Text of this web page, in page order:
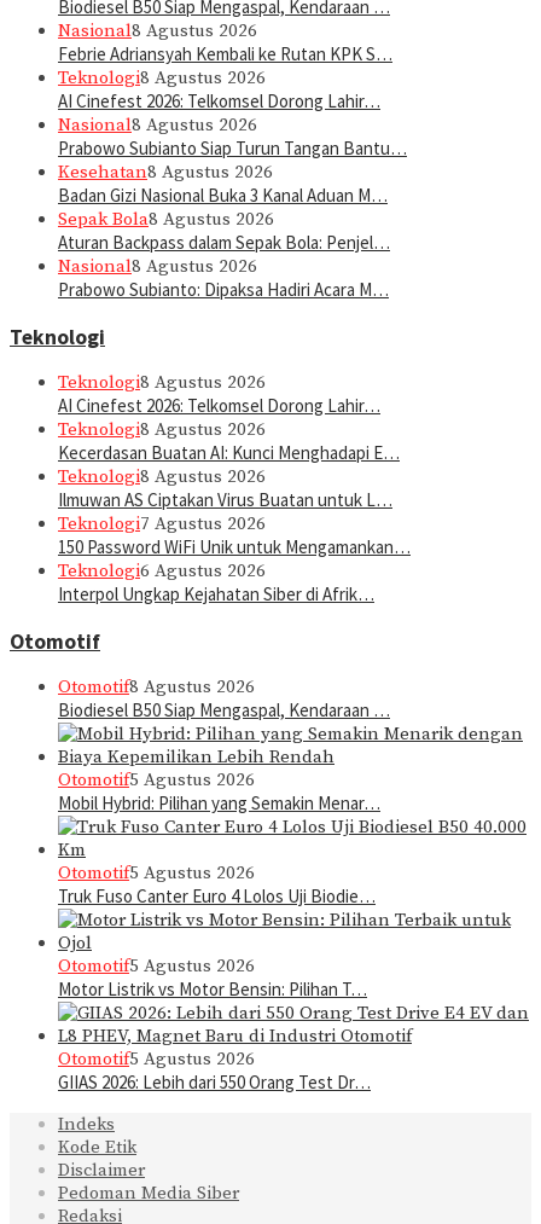
Biodiesel B50 Siap Mengaspal, Kendaraan …
Nasional8 Agustus 2026
Febrie Adriansyah Kembali ke Rutan KPK S…
Teknologi8 Agustus 2026
AI Cinefest 2026: Telkomsel Dorong Lahir…
Nasional8 Agustus 2026
Prabowo Subianto Siap Turun Tangan Bantu…
Kesehatan8 Agustus 2026
Badan Gizi Nasional Buka 3 Kanal Aduan M…
Sepak Bola8 Agustus 2026
Aturan Backpass dalam Sepak Bola: Penjel…
Nasional8 Agustus 2026
Prabowo Subianto: Dipaksa Hadiri Acara M…
Teknologi
Teknologi8 Agustus 2026
AI Cinefest 2026: Telkomsel Dorong Lahir…
Teknologi8 Agustus 2026
Kecerdasan Buatan AI: Kunci Menghadapi E…
Teknologi8 Agustus 2026
Ilmuwan AS Ciptakan Virus Buatan untuk L…
Teknologi7 Agustus 2026
150 Password WiFi Unik untuk Mengamankan…
Teknologi6 Agustus 2026
Interpol Ungkap Kejahatan Siber di Afrik…
Otomotif
Otomotif8 Agustus 2026
Biodiesel B50 Siap Mengaspal, Kendaraan …
Otomotif5 Agustus 2026
Mobil Hybrid: Pilihan yang Semakin Menar…
Otomotif5 Agustus 2026
Truk Fuso Canter Euro 4 Lolos Uji Biodie…
Otomotif5 Agustus 2026
Motor Listrik vs Motor Bensin: Pilihan T…
Otomotif5 Agustus 2026
GIIAS 2026: Lebih dari 550 Orang Test Dr…
Indeks
Kode Etik
Disclaimer
Pedoman Media Siber
Redaksi